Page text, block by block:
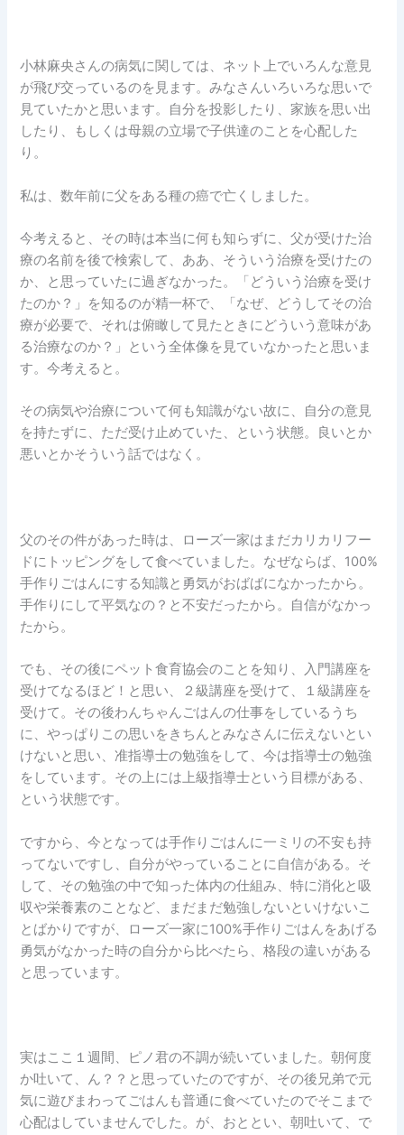
小林麻央さんの病気に関しては、ネット上でいろんな意見
が飛び交っているのを見ます。みなさんいろいろな思いで
見ていたかと思います。自分を投影したり、家族を思い出
したり、もしくは母親の立場で子供達のことを心配した
り。
私は、数年前に父をある種の癌で亡くしました。
今考えると、その時は本当に何も知らずに、父が受けた治
療の名前を後で検索して、ああ、そういう治療を受けたの
か、と思っていたに過ぎなかった。「どういう治療を受け
たのか？」を知るのが精一杯で、「なぜ、どうしてその治
療が必要で、それは俯瞰して見たときにどういう意味があ
る治療なのか？」という全体像を見ていなかったと思いま
す。今考えると。
その病気や治療について何も知識がない故に、自分の意見
を持たずに、ただ受け止めていた、という状態。良いとか
悪いとかそういう話ではなく。
父のその件があった時は、ローズ一家はまだカリカリフー
ドにトッピングをして食べていました。なぜならば、100%
手作りごはんにする知識と勇気がおばばになかったから。
手作りにして平気なの？と不安だったから。自信がなかっ
たから。
でも、その後にペット食育協会のことを知り、入門講座を
受けてなるほど！と思い、２級講座を受けて、１級講座を
受けて。その後わんちゃんごはんの仕事をしているうち
に、やっぱりこの思いをきちんとみなさんに伝えないとい
けないと思い、准指導士の勉強をして、今は指導士の勉強
をしています。その上には上級指導士という目標がある、
という状態です。
ですから、今となっては手作りごはんに一ミリの不安も持
ってないですし、自分がやっていることに自信がある。そ
して、その勉強の中で知った体内の仕組み、特に消化と吸
収や栄養素のことなど、まだまだ勉強しないといけないこ
とばかりですが、ローズ一家に100%手作りごはんをあげる
勇気がなかった時の自分から比べたら、格段の違いがある
と思っています。
実はここ１週間、ピノ君の不調が続いていました。朝何度
か吐いて、ん？？と思っていたのですが、その後兄弟で元
気に遊びまわってごはんも普通に食べていたのでそこまで
心配はしていませんでした。が、おととい、朝吐いて、で